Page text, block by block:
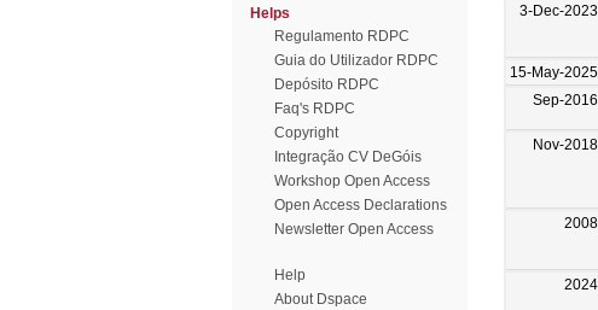
Helps
Regulamento RDPC
Guia do Utilizador RDPC
Depósito RDPC
Faq's RDPC
Copyright
Integração CV DeGóis
Workshop Open Access
Open Access Declarations
Newsletter Open Access
Help
About Dspace
3-Dec-2023
15-May-2025
Sep-2016
Nov-2018
2008
2024